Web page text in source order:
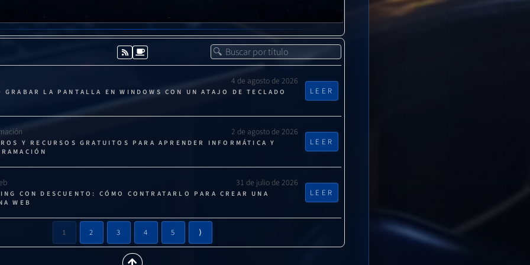
R, escribe
COPIAR
administrador: Control+Shift+Enter.
.
COPIAR
4 de agosto de 2026
GRABAR LA PANTALLA EN WINDOWS CON UN ATAJO DE TECLADO LEER
2 de agosto de 2026
Y RECURSOS GRATUITOS PARA APRENDER INFORMÁTICA Y
LEER
31 de julio de 2026
CON DESCUENTO: CÓMO CONTRATARLO PARA CREAR UNA
WEB
LEER
1 2 3 4 5 ⟩